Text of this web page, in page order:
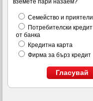
вземете пари назаем?
Семейство и приятели
Потребителски кредит
от банка
Кредитна карта
Фирма за бърз кредит
Гласувай